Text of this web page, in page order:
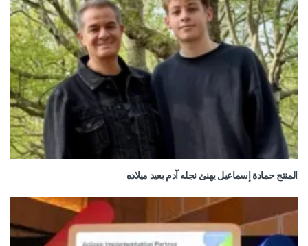
المنتج حمادة إسماعيل يهنئ نجله آدم بعيد ميلاده